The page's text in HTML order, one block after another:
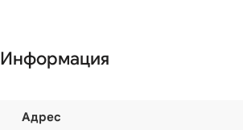
Информация
Адрес